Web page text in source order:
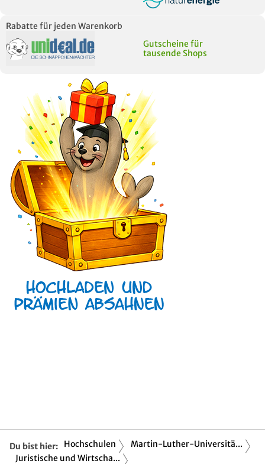
Rabatte für jeden Warenkorb
Gutscheine für
tausende Shops
Du bist hier: Hochschulen
Martin-Luther-Universitä...
Juristische und Wirtscha...